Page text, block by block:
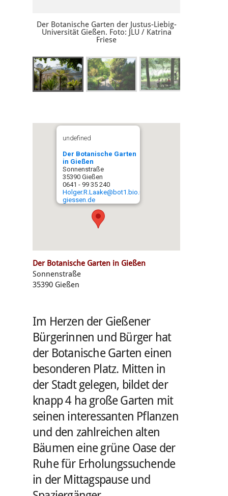
Der Botanische Garten der Justus-Liebig-
Universität Gießen. Foto: JLU / Katrina
Friese
undefined
Der Botanische Garten
in Gießen
Sonnenstraße
35390 Gießen
0641 - 99 35 240
Holger.R.Laake@bot1.bio.uni-
giessen.de
Der Botanische Garten in Gießen
Sonnenstraße
35390 Gießen
Im Herzen der Gießener
Bürgerinnen und Bürger hat
der Botanische Garten einen
besonderen Platz. Mitten in
der Stadt gelegen, bildet der
knapp 4 ha große Garten mit
seinen interessanten Pflanzen
und den zahlreichen alten
Bäumen eine grüne Oase der
Ruhe für Erholungssuchende
in der Mittagspause und